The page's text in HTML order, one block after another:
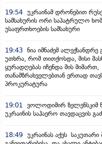
19:54 უკრაინამ დრონებით
სამსახურის ორი საპატრულო
უსაფრთხოების სამსახური
19:43 ნია იმნაძემ
უთხრა, რომ თითქოსდა, მისი
ყურადღებას იჩენდა მის
თანამზრახველებთან ერთად
პროკურატურა
19:01
ვოლოდიმირ ზელენსკიმ
უკრაინის საჰაერო თავდაცვის
18:49 უკრაინას აქვს